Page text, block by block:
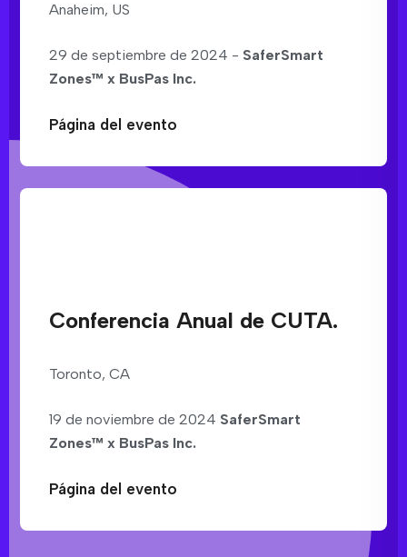
Anaheim, US
29 de septiembre de 2024 - SaferSmart
Zones™ x BusPas Inc.
Página del evento
Conferencia Anual de CUTA.
Toronto, CA
19 de noviembre de 2024 SaferSmart
Zones™ x BusPas Inc.
Página del evento